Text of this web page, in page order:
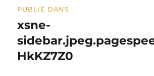
de
l’article
PUBLIÉ DANS
xsne-
HkKZ7Z0